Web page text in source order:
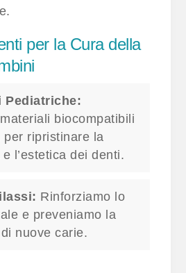
per la Cura della
Pediatriche:
biocompatibili
per ripristinare la
l’estetica dei denti.
Rinforziamo lo
e preveniamo la
nuove carie.